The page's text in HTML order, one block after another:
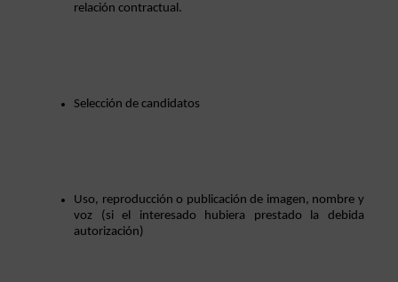
relación contractual.
Selección de candidatos
Uso, reproducción o publicación de imagen, nombre y
voz (si el interesado hubiera prestado la debida
autorización)